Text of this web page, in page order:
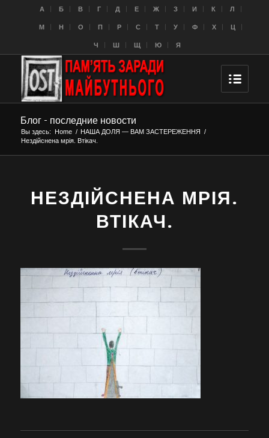
A Б В Г Д Е Ж З И К Л
M Н О П Р С Т У Ф Х Ц
Ч Ш Щ Ю Я
Блог - последние новости
Вы здесь: Home / НАША ДОЛЯ — ВАМ ЗАСТЕРЕЖЕННЯ /
Нездійснена мрія. Втікач.
НЕЗДІЙСНЕНА МРІЯ.
ВТІКАЧ.